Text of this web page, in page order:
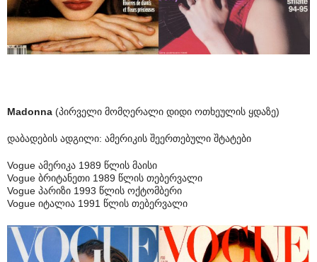
Madonna (პირველი მომღერალი დიდი ოთხეულის ყდაზე)
დაბადების ადგილი: ამერიკის შეერთებული შტატები
Vogue ამერიკა 1989 წლის მაისი
Vogue ბრიტანეთი 1989 წლის თებერვალი
Vogue პარიზი 1993 წლის ოქტომბერი
Vogue იტალია 1991 წლის თებერვალი